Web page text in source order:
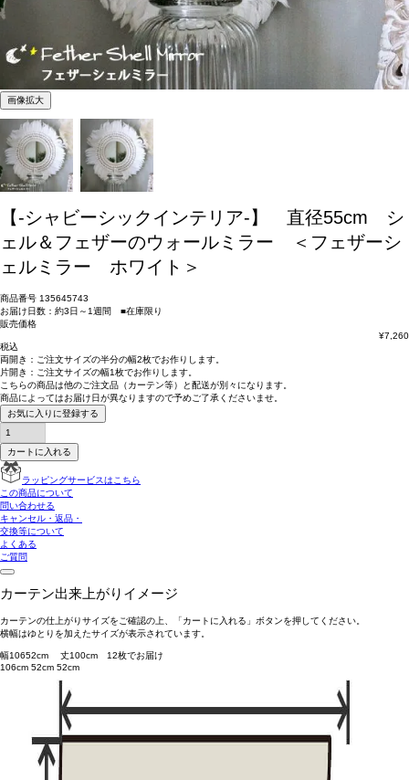
画像拡大
【-シャビーシックインテリア-】 直径55cm シ
ェル＆フェザーのウォールミラー ＜フェザーシ
ェルミラー ホワイト＞
商品番号 135645743
お届け日数：約3日～1週間 ■在庫限り
販売価格
¥7,260
税込
両開き： ご注文サイズの半分の幅2枚でお作りします。
片開き： ご注文サイズの幅1枚でお作りします。
こちらの商品は他のご注文品（カーテン等）と配送が別々 になります。
商品によってはお届け日が異なりますので予めご了承くださいませ。
お気に入りに登録する
カートに入れる
ラッピングサービスはこちら
この商品について
問い合わせる
キャンセル・返品・
交換等について
よくある
ご質問
カーテン出来上がりイメージ
カーテンの仕上がりサイズをご確認の上、「カートに入れる」ボタンを押してください。
横幅はゆとりを加えたサイズが表示されています。
幅10652cm 丈100cm 12枚でお届け
106cm 52cm 52cm